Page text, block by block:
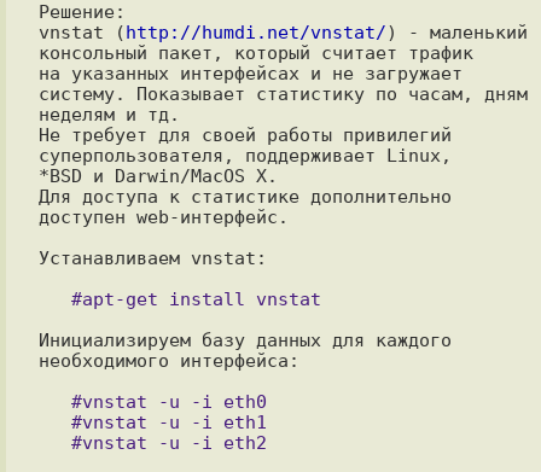
Решение:
vnstat (http://humdi.net/vnstat/) - маленький
консольный пакет, который считает трафик
на указанных интерфейсах и не загружает
систему. Показывает статистику по часам, дням
неделям и тд.
Не требует для своей работы привилегий
суперпользователя, поддерживает Linux,
*BSD и Darwin/MacOS X.
Для доступа к статистике дополнительно
доступен web-интерфейс.
Устанавливаем vnstat:
Инициализируем базу данных для каждого
необходимого интерфейса: